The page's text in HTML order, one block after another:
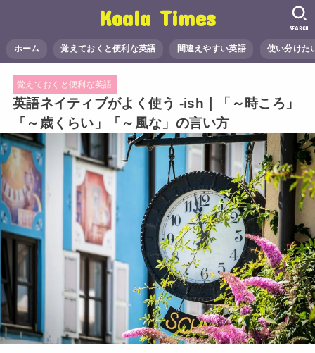
Koala Times
ホーム 覚えておくと便利な英語 間違えやすい英語 使い分けた
SEARCH
覚えておくと便利な英語
英語ネイティブがよく使う -ish｜「～時ころ」
「～歳くらい」「～風な」の言い方